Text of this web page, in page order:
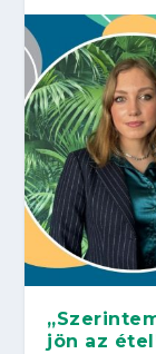
jön az